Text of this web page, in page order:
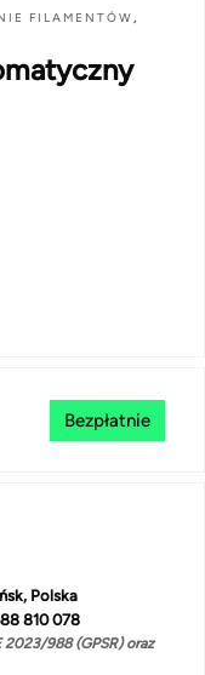
FILAMENTÓW,
Bezpłatnie
Polska
810 078
988 (GPSR) oraz